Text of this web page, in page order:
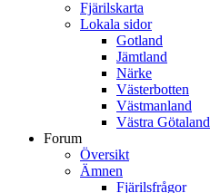
Fjärilskarta
Lokala sidor
Gotland
Jämtland
Närke
Västerbotten
Västmanland
Västra Götaland
Forum
Översikt
Ämnen
Fjärilsfrågor